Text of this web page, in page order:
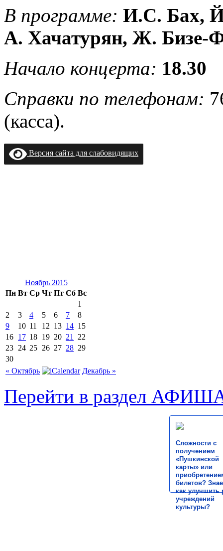
В программе: И.С. Бах,
А. Хачатурян, Ж. Бизе-
Начало концерта: 18.30
Справки по телефонам:
(касса).
Версия сайта для слабовидящих
Ноябрь 2015
Пн Вт Ср Чт Пт Сб Вс
1
2
3 4 5 6 7
8
9
10 11 12 13 14 15
16 17 18 19 20 21
22
23 24 25 26 27 28 29
30
« Октябрь
Декабрь »
Перейти в раздел
Сложности с
получением
«Пушкинской
карты» или
билетов?
как улучшить
учреждений
культуры?